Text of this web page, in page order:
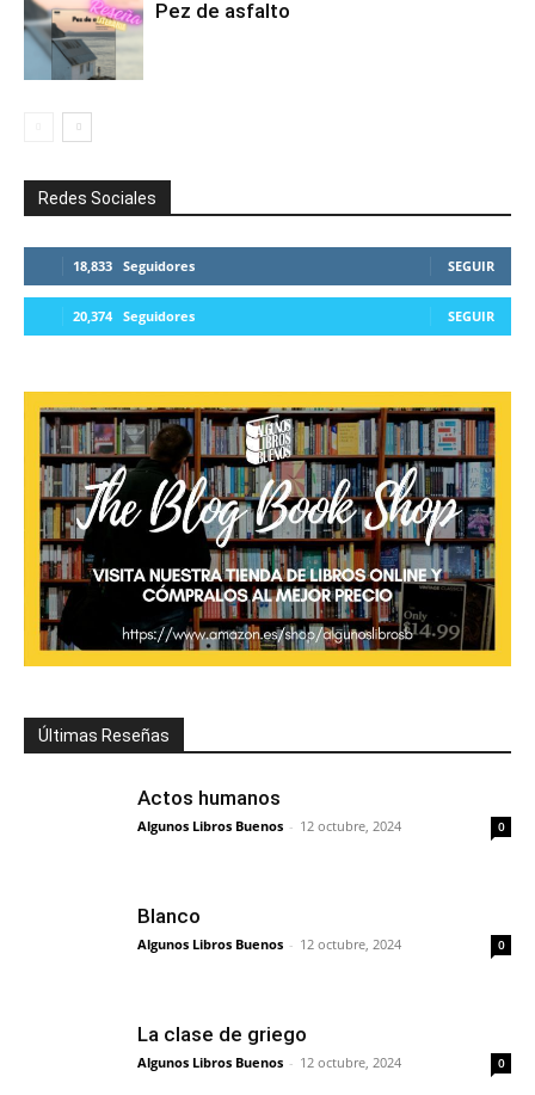
Pez de asfalto
Redes Sociales
18,833 Seguidores SEGUIR
20,374 Seguidores SEGUIR
Últimas Reseñas
Actos humanos
Algunos Libros Buenos - 12 octubre, 2024 0
Blanco
Algunos Libros Buenos - 12 octubre, 2024 0
La clase de griego
Algunos Libros Buenos - 12 octubre, 2024 0